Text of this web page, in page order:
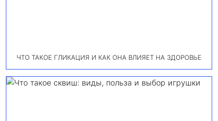
ЧТО ТАКОЕ ГЛИКАЦИЯ И КАК ОНА ВЛИЯЕТ НА ЗДОРОВЬЕ